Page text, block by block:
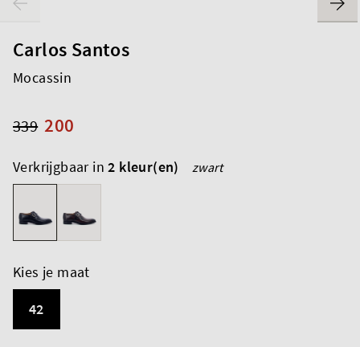
Carlos Santos
Mocassin
200
339
Verkrijgbaar in2 kleur(en) zwart
Kies je maat
42